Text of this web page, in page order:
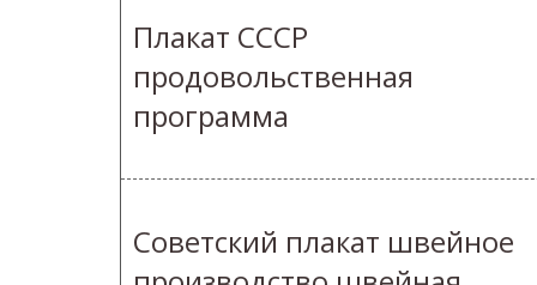
Плакат СССР
продовольственная
программа
Советский плакат швейное